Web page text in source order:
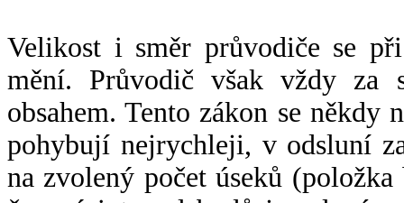
Velikost i směr průvodiče se
mění. Průvodič však vždy za
obsahem. Tento zákon se někdy
pohybují nejrychleji, v odsluní
na zvolený počet úseků